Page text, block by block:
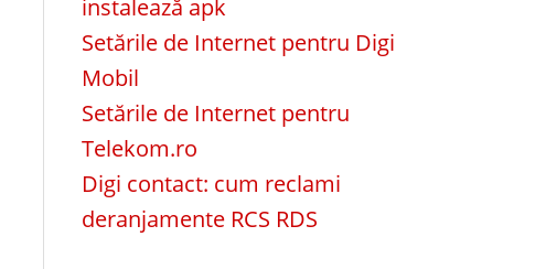
instalează apk
Setările de Internet pentru Digi
Mobil
Setările de Internet pentru
Telekom.ro
Digi contact: cum reclami
deranjamente RCS RDS